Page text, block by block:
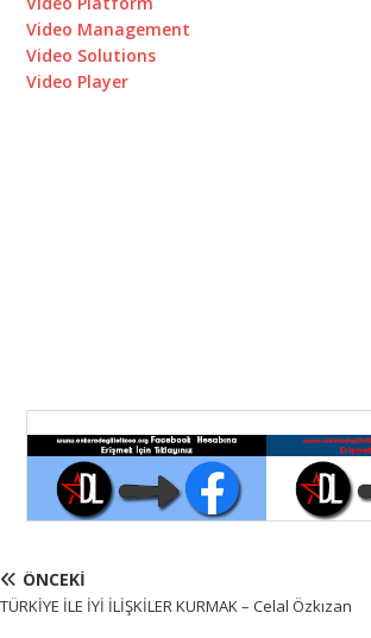
Video Management
Video Solutions
Video Player
ÖNCEKI
TÜRKİYE İLE İYİ İLİŞKİLER KURMAK – Celal Özkızan